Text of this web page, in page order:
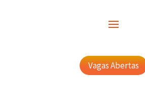
Vagas Abertas